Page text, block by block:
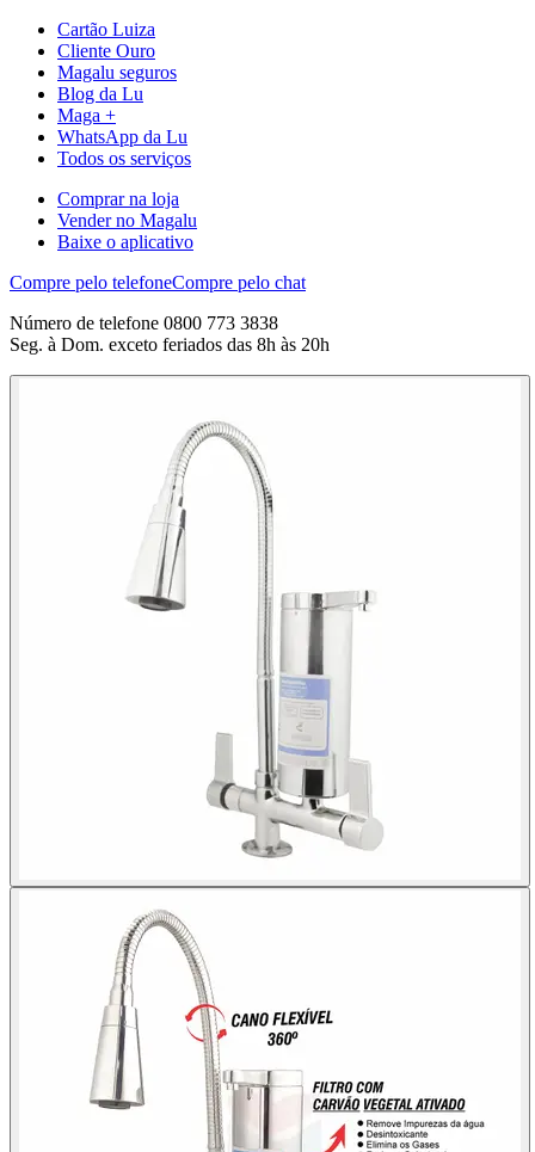
Cartão Luiza
Cliente Ouro
Magalu seguros
Blog da Lu
Maga +
WhatsApp da Lu
Todos os serviços
Comprar na loja
Vender no Magalu
Baixe o aplicativo
Compre pelo telefoneCompre pelo chat
Número de telefone 0800 773 3838
Seg. à Dom. exceto feriados das 8h às 20h